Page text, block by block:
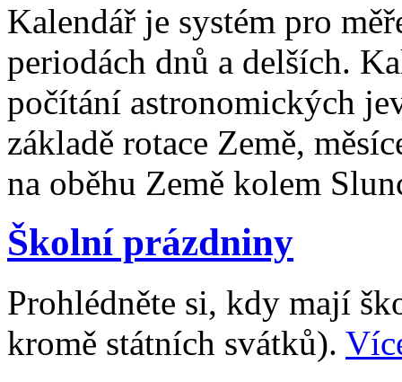
Kalendář je systém pro
periodách dnů a delších.
počítání astronomických
základě rotace Země,
na oběhu Země kolem
Školní prázdniny
Prohlédněte si, kdy mají
kromě státních svátků).